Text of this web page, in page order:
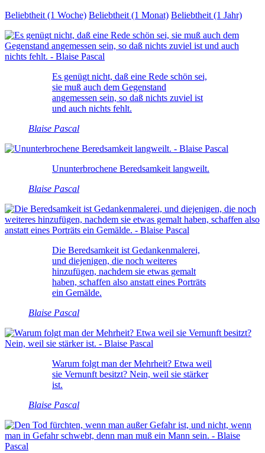
Beliebtheit (1 Woche) Beliebtheit (1 Monat) Beliebtheit (1 Jahr)
Es genügt nicht, daß eine Rede schön sei,
sie muß auch dem Gegenstand
angemessen sein, so daß nichts zuviel ist
und auch nichts fehlt.
Blaise Pascal
Ununterbrochene Beredsamkeit langweilt.
Blaise Pascal
Die Beredsamkeit ist Gedankenmalerei,
und diejenigen, die noch weiteres
hinzufügen, nachdem sie etwas gemalt
haben, schaffen also anstatt eines Porträts
ein Gemälde.
Blaise Pascal
Warum folgt man der Mehrheit? Etwa weil
sie Vernunft besitzt? Nein, weil sie stärker
ist.
Blaise Pascal